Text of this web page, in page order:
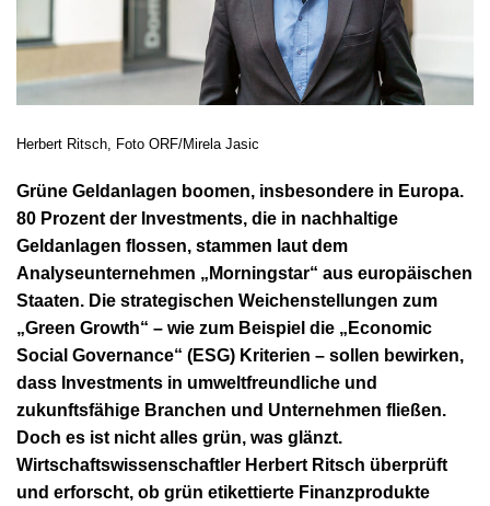
Herbert Ritsch, Foto ORF/Mirela Jasic
Grüne Geldanlagen boomen, insbesondere in Europa.
80 Prozent der Investments, die in nachhaltige
Geldanlagen flossen, stammen laut dem
Analyseunternehmen „Morningstar“ aus europäischen
Staaten. Die strategischen Weichenstellungen zum
„Green Growth“ – wie zum Beispiel die „Economic
Social Governance“ (ESG) Kriterien – sollen bewirken,
dass Investments in umweltfreundliche und
zukunftsfähige Branchen und Unternehmen fließen.
Doch es ist nicht alles grün, was glänzt.
Wirtschaftswissenschaftler Herbert Ritsch überprüft
und erforscht, ob grün etikettierte Finanzprodukte